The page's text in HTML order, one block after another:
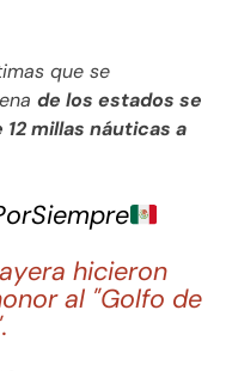
que se
de los estados se
millas náuticas a
hicieron
al "Golfo de